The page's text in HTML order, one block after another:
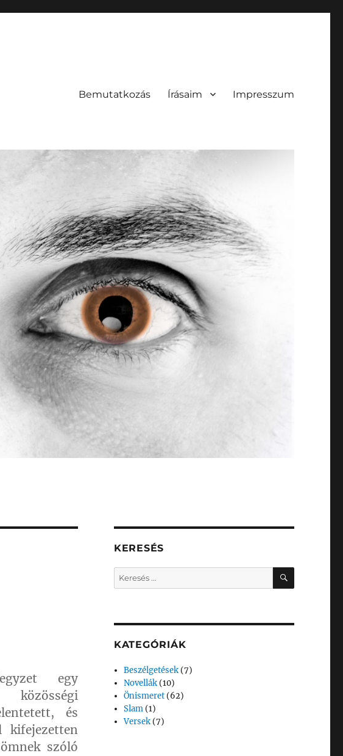
Bemutatkozás Írásaim Impresszum
egy
és
kifejezetten
szóló
KERESÉS
Keresés
a
KERESÉS
KATEGÓRIÁK
Beszélgetések (7)
Novellák (10)
Önismeret (62)
Slam (1)
Versek (7)